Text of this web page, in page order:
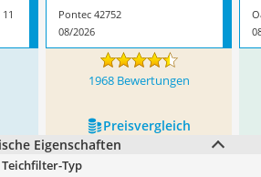
Pontec 42752
08/2026
1968 Bewertungen
Preis­vergleich
Eigenschaften
Teichfilter-Typ